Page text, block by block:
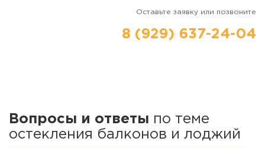
Оставьте заявку или позвоните
8 (929) 637-24-04
Вопросы и ответы по теме
остекления балконов и лоджий